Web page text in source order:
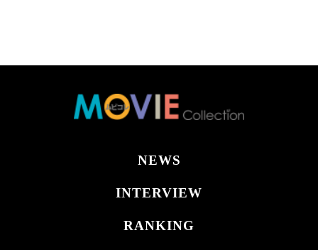
NEWS
INTERVIEW
RANKING